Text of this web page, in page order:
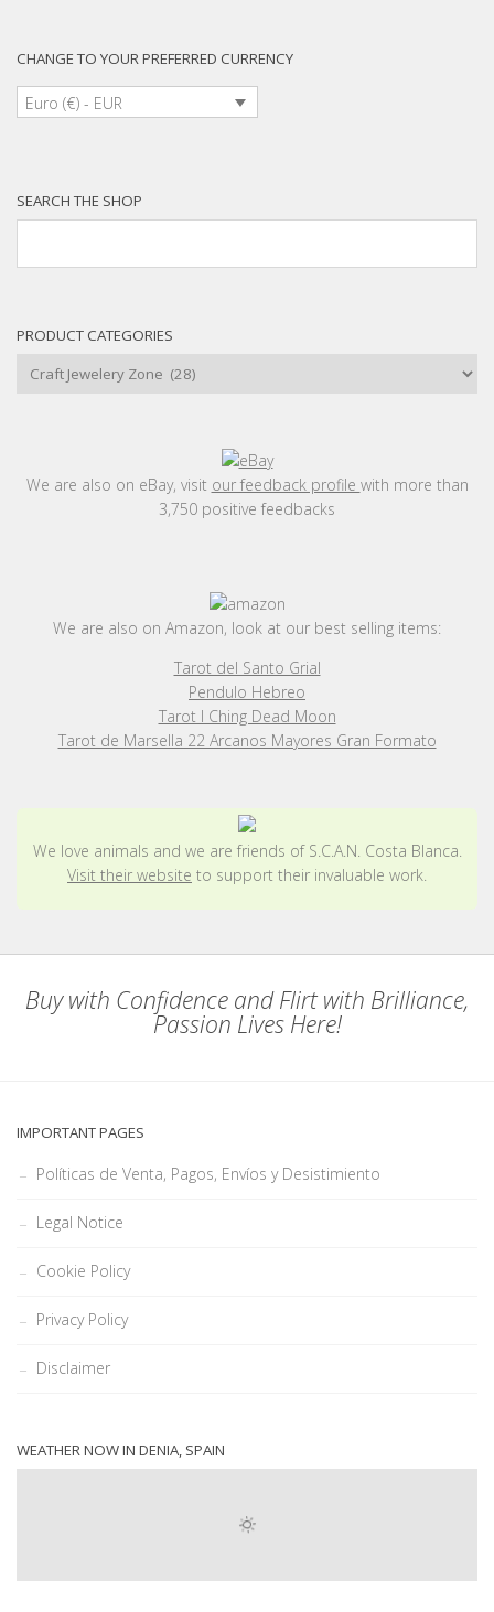
CHANGE TO YOUR PREFERRED CURRENCY
Euro (€) - EUR
SEARCH THE SHOP
PRODUCT CATEGORIES
We are also on eBay, visit our feedback profile with more than
3,750 positive feedbacks
We are also on Amazon, look at our best selling items:
Tarot del Santo Grial
Pendulo Hebreo
Tarot I Ching Dead Moon
Tarot de Marsella 22 Arcanos Mayores Gran Formato
We love animals and we are friends of S.C.A.N. Costa Blanca.
Visit their website to support their invaluable work.
Buy with Confidence and Flirt with Brilliance,
Passion Lives Here!
IMPORTANT PAGES
Políticas de Venta, Pagos, Envíos y Desistimiento
Legal Notice
Cookie Policy
Privacy Policy
Disclaimer
WEATHER NOW IN DENIA, SPAIN